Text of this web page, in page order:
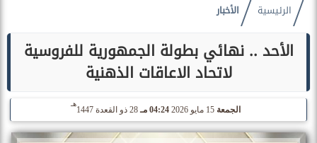
الرئيسية الأخبار
الأحد .. نهائي بطولة الجمهورية للفروسية
لاتحاد الاعاقات الذهنية
الجمعة 04:24 مـ 28 ذو القعدة 1447
هـ